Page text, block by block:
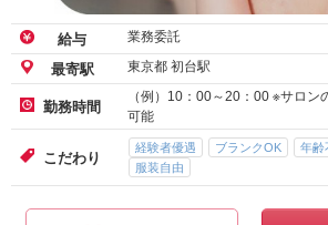
給与 業務委託
最寄駅 東京都 初台駅
勤務時間
（例）10：00～20：00 ※サロン
可能
こだわり
経験者優遇 ブランクOK 年齢
服装自由